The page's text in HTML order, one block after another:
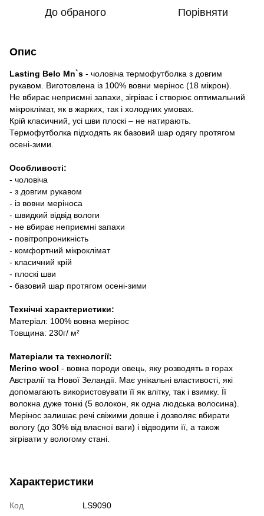
До обраного Порівняти
Опис
Lasting Belo Mn`s - чоловіча термофутболка з довгим
рукавом. Виготовлена із 100% вовни мерінос (18 мікрон).
Не вбирає неприємні запахи, зігріває і створює оптимальний
мікроклімат, як в жарких, так і холодних умовах.
Крій класичний, усі шви плоскі – не натирають.
Термофутболка підходять як базовий шар одягу протягом
осені-зими.
Особливості:
- чоловіча
- з довгим рукавом
- із вовни меріноса
- швидкий відвід вологи
- не вбирає неприємні запахи
- повітропроникність
- комфортний мікроклімат
- класичний крій
- плоскі шви
- базовий шар протягом осені-зими
Технічні характеристики:
Матеріал: 100% вовна мерінос
Товщина: 230г/ м²
Матеріали та технології:
Merino wool - вовна породи овець, яку розводять в горах
Австралії та Нової Зеландії. Має унікальні властивості, які
допомагають використовувати її як влітку, так і взимку. Її
волокна дуже тонкі (5 волокон, як одна людська волосина).
Мерінос залишає речі свіжими довше і дозволяє вбирати
вологу (до 30% від власної ваги) і відводити її, а також
зігрівати у вологому стані.
Характеристики
Код LS9090